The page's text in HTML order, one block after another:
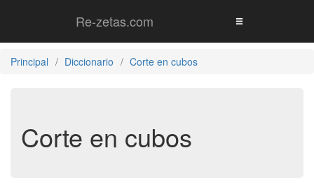
Re-zetas.com
Principal Diccionario Corte en cubos
Corte en cubos